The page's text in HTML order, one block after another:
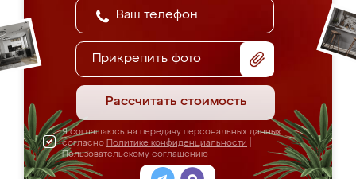
Прикрепить фото
Рассчитать стоимость
Я соглашаюсь на передачу персональных данных
согласно Политике конфиденциальности
Пользовательскому соглашению